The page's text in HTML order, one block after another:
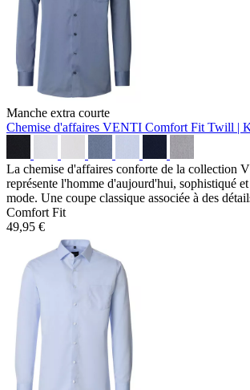
Manche extra courte
Chemise d'affaires VENTI Comfort Fit Twill |
La chemise d'affaires conforte de la collection
représente l'homme d'aujourd'hui, sophistiqué
mode. Une coupe classique associée à des
Comfort Fit
49,95 €